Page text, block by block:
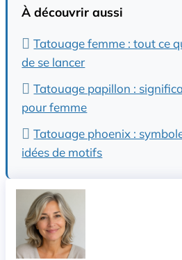
À découvrir aussi
Tatouage femme : tout ce
de se lancer
Tatouage papillon :
pour femme
Tatouage phoenix :
idées de motifs